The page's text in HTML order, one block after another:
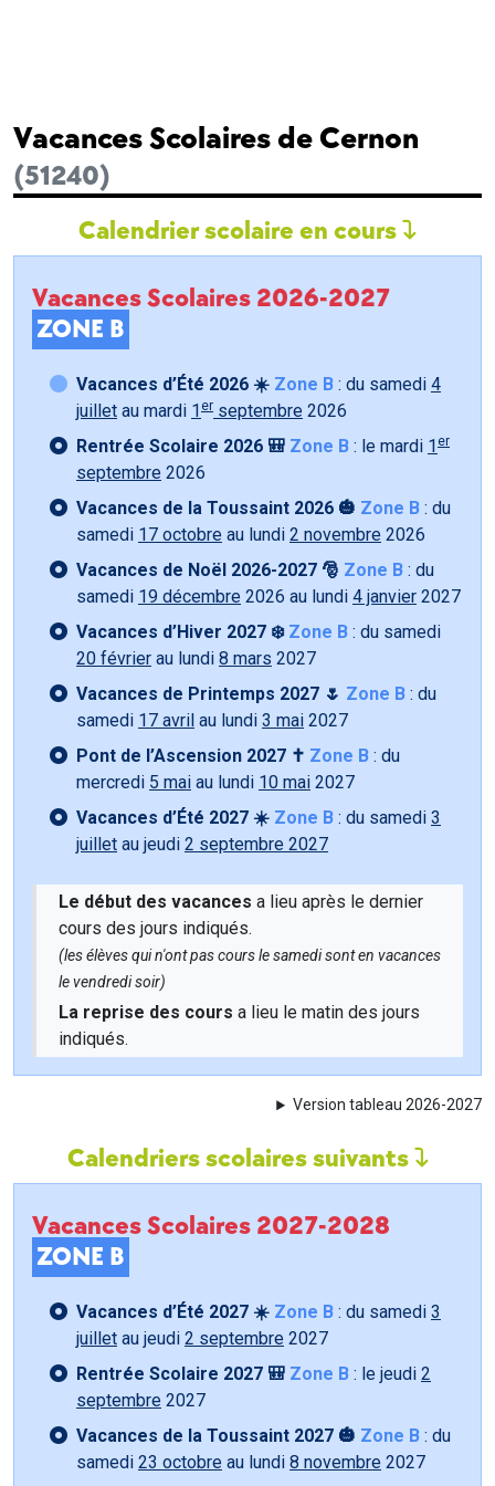
Vacances Scolaires de Cernon
(51240)
Calendrier scolaire en cours
Vacances Scolaires 2026-2027
ZONE B
Vacances d’Été 2026 ☀️ Zone B : du samedi 4
juillet au mardi 1 er septembre 2026
Rentrée Scolaire 2026 🎒 Zone B : le mardi 1 er
septembre 2026
Vacances de la Toussaint 2026 🎃 Zone B : du
samedi 17 octobre au lundi 2 novembre 2026
Vacances de Noël 2026-2027 🎅 Zone B : du
samedi 19 décembre 2026 au lundi 4 janvier 2027
Vacances d’Hiver 2027 ❄️ Zone B : du samedi
20 février au lundi 8 mars 2027
Vacances de Printemps 2027 🌷 Zone B : du
samedi 17 avril au lundi 3 mai 2027
Pont de l’Ascension 2027 ✝️ Zone B : du
mercredi 5 mai au lundi 10 mai 2027
Vacances d’Été 2027 ☀️ Zone B : du samedi 3
juillet au jeudi 2 septembre 2027
Le début des vacances a lieu après le dernier
cours des jours indiqués.
(les élèves qui n'ont pas cours le samedi sont en vacances
le vendredi soir)
La reprise des cours a lieu le matin des jours
indiqués.
Version tableau 2026-2027
Calendriers scolaires suivants
Vacances Scolaires 2027-2028
ZONE B
Vacances d’Été 2027 ☀️ Zone B : du samedi 3
juillet au jeudi 2 septembre 2027
Rentrée Scolaire 2027 🎒 Zone B : le jeudi 2
septembre 2027
Vacances de la Toussaint 2027 🎃 Zone B : du
samedi 23 octobre au lundi 8 novembre 2027